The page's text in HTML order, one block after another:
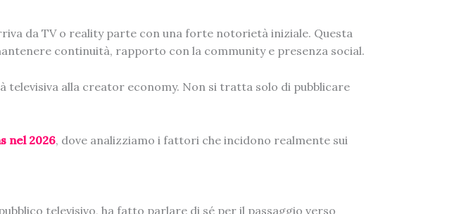
da TV o reality parte con una forte notorietà iniziale. Questa
continuità, rapporto con la community e presenza social.
alla creator economy. Non si tratta solo di pubblicare
nel 2026, dove analizziamo i fattori che incidono realmente sui
televisivo, ha fatto parlare di sé per il passaggio verso